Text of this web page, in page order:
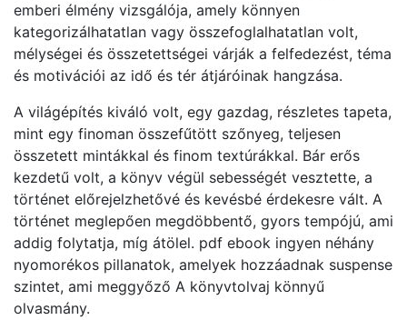
emberi élmény vizsgálója, amely könnyen
kategorizálhatatlan vagy összefoglalhatatlan volt,
mélységei és összetettségei várják a felfedezést, téma
és motivációi az idő és tér átjáróinak hangzása.
A világépítés kiváló volt, egy gazdag, részletes tapeta,
mint egy finoman összefűtött szőnyeg, teljesen
összetett mintákkal és finom textúrákkal. Bár erős
kezdetű volt, a könyv végül sebességét vesztette, a
történet előrejelzhetővé és kevésbé érdekesre vált. A
történet meglepően megdöbbentő, gyors tempójú, ami
addig folytatja, míg átölel. pdf ebook ingyen néhány
nyomorékos pillanatok, amelyek hozzáadnak suspense
szintet, ami meggyőző A könyvtolvaj könnyű
olvasmány.